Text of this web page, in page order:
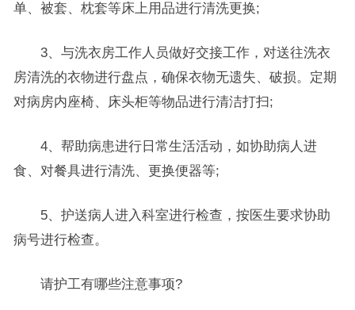
单、被套、枕套等床上用品进行清洗更换;
3、与洗衣房工作人员做好交接工作，对送往洗衣
房清洗的衣物进行盘点，确保衣物无遗失、破损。定期
对病房内座椅、床头柜等物品进行清洁打扫;
4、帮助病患进行日常生活活动，如协助病人进
食、对餐具进行清洗、更换便器等;
5、护送病人进入科室进行检查，按医生要求协助
病号进行检查。
请护工有哪些注意事项?